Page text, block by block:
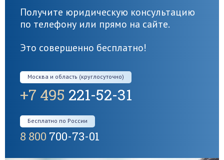
Получите юридическую консультацию
по телефону или прямо на сайте.
Это совершенно бесплатно!
Москва и область (круглосуточно)
+7 495 221-52-31
Бесплатно по России
8 800 700-73-01